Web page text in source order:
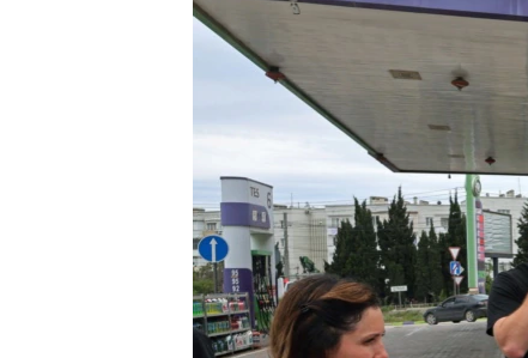
УКРАИНСКАЯ ПРОБЛЕМА КРЫМА